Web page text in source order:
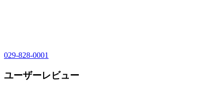
029-828-0001
ユーザーレビュー